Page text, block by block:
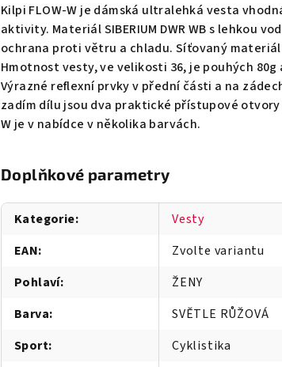
Kilpi FLOW-W je dámská ultralehká vesta
aktivity. Materiál SIBERIUM DWR WB s lehkou
ochrana proti větru a chladu. Síťovaný
Hmotnost vesty, ve velikosti 36, je pouhých
Výrazné reflexní prvky v přední části a na
zadím dílu jsou dva praktické přístupové otvory
W je v nabídce v několika barvách.
Doplňkové parametry
Kategorie:
Vesty
EAN:
Zvolte variantu
Pohlaví:
ŽENY
Barva:
SVĚTLE RŮŽOVÁ
Sport:
Cyklistika